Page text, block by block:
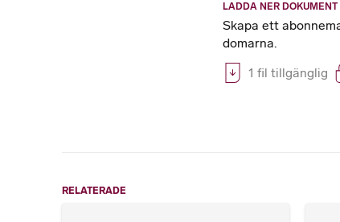
LADDA NER DOKUMENT
Skapa ett
domarna.
1 fil tillgänglig
RELATERADE